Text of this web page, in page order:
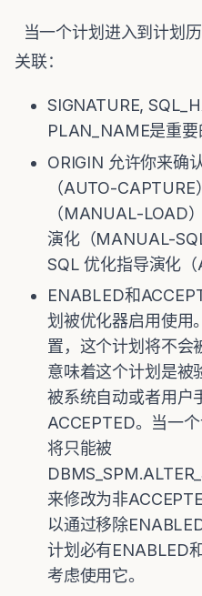
当一个计划进入到计划
关联：
SIGNATURE,
PLAN_NAME是重要
ORIGIN 允许你来确
（AUTO-
（MANUAL-LOAD
演化（MANUAL-
SQL 优化指导演化（
ENABLED和
划被优化器启用使用
置，这个计划将不会
意味着这个计划是被
被系统自动或者用户
ACCEPTED。当一
将只能被
来修改为非
以通过移除
计划必有ENABLED
考虑使用它。